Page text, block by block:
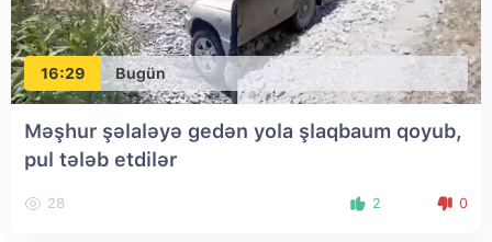
16:29 Bugün
Məşhur şəlaləyə gedən yola şlaqbaum qoyub,
pul tələb etdilər
28 2 0